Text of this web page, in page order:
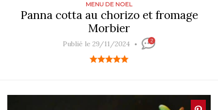
MENU DE NOEL
Panna cotta au chorizo et fromage
Morbier
Publié le 29/11/2024 2